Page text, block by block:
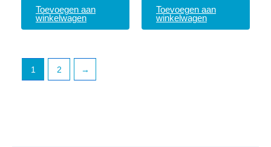
Toevoegen aan
winkelwagen
Toevoegen aan
winkelwagen
1 2 →